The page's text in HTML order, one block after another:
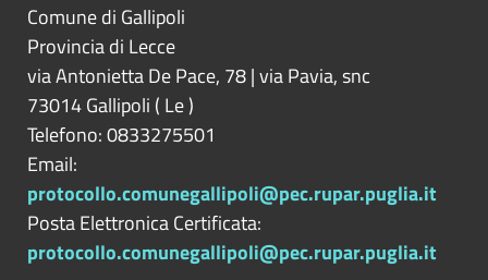
Comune di Gallipoli
Provincia di Lecce
via Antonietta De Pace, 78 | via Pavia, snc
73014Gallipoli ( Le)
Telefono: 0833275501
Email:
protocollo.comunegallipoli@pec.rupar.puglia.it
Posta Elettronica Certificata:
protocollo.comunegallipoli@pec.rupar.puglia.it